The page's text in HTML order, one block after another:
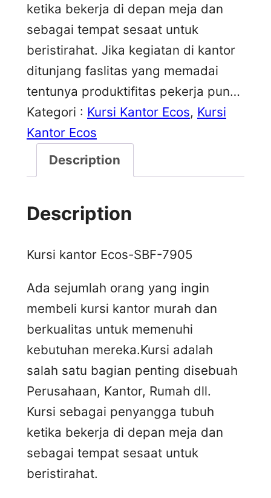
ketika bekerja di depan meja dan
sebagai tempat sesaat untuk
beristirahat. Jika kegiatan di kantor
ditunjang faslitas yang memadai
tentunya produktifitas pekerja pun…
Kategori : Kursi Kantor Ecos, Kursi
Kantor Ecos
Description
Description
Kursi kantor Ecos-SBF-7905
Ada sejumlah orang yang ingin
membeli kursi kantor murah dan
berkualitas untuk memenuhi
kebutuhan mereka.Kursi adalah
salah satu bagian penting disebuah
Perusahaan, Kantor, Rumah dll.
Kursi sebagai penyangga tubuh
ketika bekerja di depan meja dan
sebagai tempat sesaat untuk
beristirahat.